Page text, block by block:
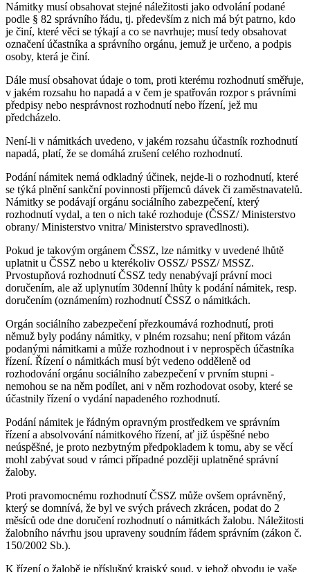
Námitky musí obsahovat stejné náležitosti jako odvolání podané
podle § 82 správního řádu, tj. především z nich má být patrno, kdo
je činí, které věci se týkají a co se navrhuje; musí tedy obsahovat
označení účastníka a správního orgánu, jemuž je určeno, a podpis
osoby, která je činí.
Dále musí obsahovat údaje o tom, proti kterému rozhodnutí směřuje,
v jakém rozsahu ho napadá a v čem je spatřován rozpor s právními
předpisy nebo nesprávnost rozhodnutí nebo řízení, jež mu
předcházelo.
Není-li v námitkách uvedeno, v jakém rozsahu účastník rozhodnutí
napadá, platí, že se domáhá zrušení celého rozhodnutí.
Podání námitek nemá odkladný účinek, nejde-li o rozhodnutí, které
se týká plnění sankční povinnosti příjemců dávek či zaměstnavatelů.
Námitky se podávají orgánu sociálního zabezpečení, který
rozhodnutí vydal, a ten o nich také rozhoduje (ČSSZ/ Ministerstvo
obrany/ Ministerstvo vnitra/ Ministerstvo spravedlnosti).
Pokud je takovým orgánem ČSSZ, lze námitky v uvedené lhůtě
uplatnit u ČSSZ nebo u kterékoliv OSSZ/ PSSZ/ MSSZ.
Prvostupňová rozhodnutí ČSSZ tedy nenabývají právní moci
doručením, ale až uplynutím 30denní lhůty k podání námitek, resp.
doručením (oznámením) rozhodnutí ČSSZ o námitkách.
Orgán sociálního zabezpečení přezkoumává rozhodnutí, proti
němuž byly podány námitky, v plném rozsahu; není přitom vázán
podanými námitkami a může rozhodnout i v neprospěch účastníka
řízení. Řízení o námitkách musí být vedeno odděleně od
rozhodování orgánu sociálního zabezpečení v prvním stupni -
nemohou se na něm podílet, ani v něm rozhodovat osoby, které se
účastnily řízení o vydání napadeného rozhodnutí.
Podání námitek je řádným opravným prostředkem ve správním
řízení a absolvování námitkového řízení, ať již úspěšné nebo
neúspěšné, je proto nezbytným předpokladem k tomu, aby se věcí
mohl zabývat soud v rámci případné později uplatněné správní
žaloby.
Proti pravomocnému rozhodnutí ČSSZ může ovšem oprávněný,
který se domnívá, že byl ve svých právech zkrácen, podat do 2
měsíců ode dne doručení rozhodnutí o námitkách žalobu. Náležitosti
žalobního návrhu jsou upraveny soudním řádem správním (zákon č.
150/2002 Sb.).
K řízení o žalobě je příslušný krajský soud, v jehož obvodu je vaše